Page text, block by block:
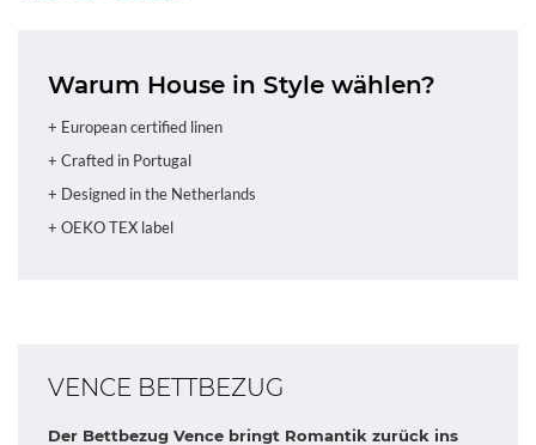
Warum House in Style wählen?
+ European certified linen
+ Crafted in Portugal
+ Designed in the Netherlands
+ OEKO TEX label
VENCE BETTBEZUG
Der Bettbezug Vence bringt Romantik zurück ins